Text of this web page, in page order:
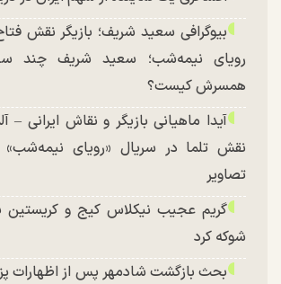
بیوگرافی سعید شریف؛ بازیگر نقش
رویای نیمه‌شب؛ سعید شریف چند
همسرش کیست؟
آیدا ماهیانی بازیگر و نقاش ایرانی –
نقش تلما در سریال «رویای
تصاویر
گریم عجیب نیکلاس کیج و کریستین
شوکه کرد
بحث بازگشت شادمهر پس از اظهارات